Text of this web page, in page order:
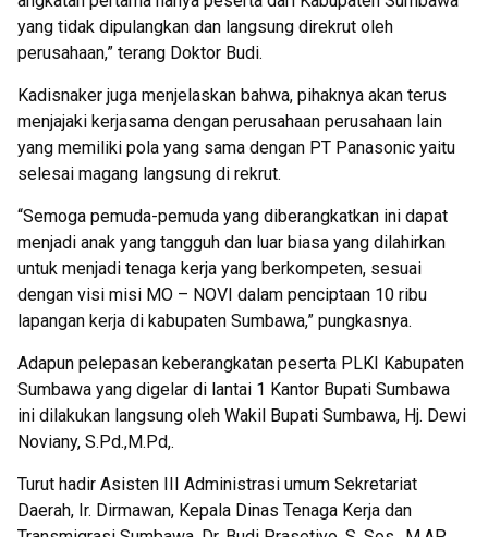
yang tidak dipulangkan dan langsung direkrut oleh
perusahaan,” terang Doktor Budi.
Kadisnaker juga menjelaskan bahwa, pihaknya akan terus
menjajaki kerjasama dengan perusahaan perusahaan lain
yang memiliki pola yang sama dengan PT Panasonic yaitu
selesai magang langsung di rekrut.
“Semoga pemuda-pemuda yang diberangkatkan ini dapat
menjadi anak yang tangguh dan luar biasa yang dilahirkan
untuk menjadi tenaga kerja yang berkompeten, sesuai
dengan visi misi MO – NOVI dalam penciptaan 10 ribu
lapangan kerja di kabupaten Sumbawa,” pungkasnya.
Adapun pelepasan keberangkatan peserta PLKI Kabupaten
Sumbawa yang digelar di lantai 1 Kantor Bupati Sumbawa
ini dilakukan langsung oleh Wakil Bupati Sumbawa, Hj. Dewi
Noviany, S.Pd.,M.Pd,.
Turut hadir Asisten III Administrasi umum Sekretariat
Daerah, Ir. Dirmawan, Kepala Dinas Tenaga Kerja dan